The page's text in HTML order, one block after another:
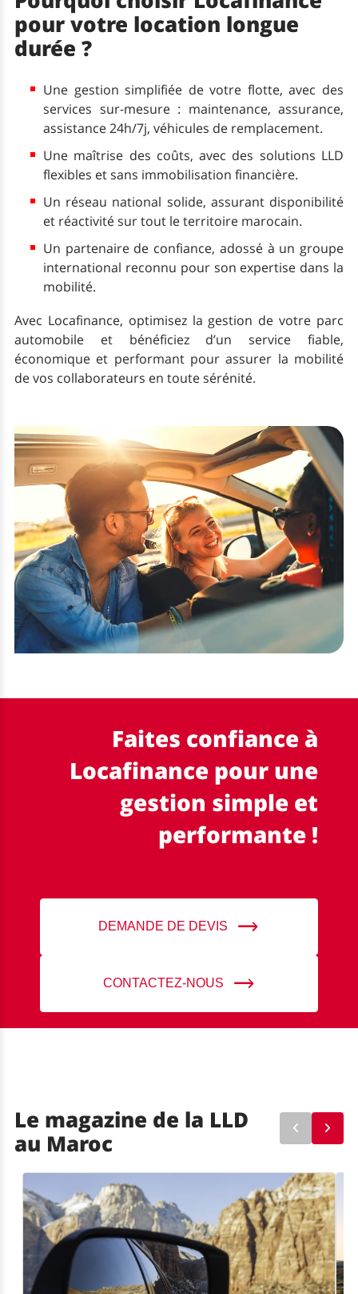
pour votre location longue
durée ?
Une gestion simplifiée de votre flotte, avec des
services sur-mesure : maintenance, assurance,
assistance 24h/7j, véhicules de remplacement.
Une maîtrise des coûts, avec des solutions LLD
flexibles et sans immobilisation financière.
Un réseau national solide, assurant disponibilité
et réactivité sur tout le territoire marocain.
Un partenaire de confiance, adossé à un groupe
international reconnu pour son expertise dans la
mobilité.
Avec Locafinance, optimisez la gestion de votre parc
automobile et bénéficiez d’un service fiable,
économique et performant pour assurer la mobilité
de vos collaborateurs en toute sérénité.
Faites confiance à
Locafinance pour une
gestion simple et
performante !
DEMANDE DE DEVIS
CONTACTEZ-NOUS
Le magazine de la LLD
au Maroc
< >